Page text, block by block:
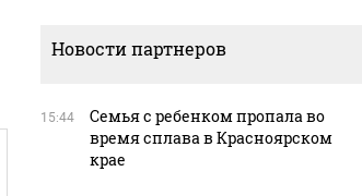
Новости партнеров
15:44
Семья с ребенком пропала во
время сплава в Красноярском
крае